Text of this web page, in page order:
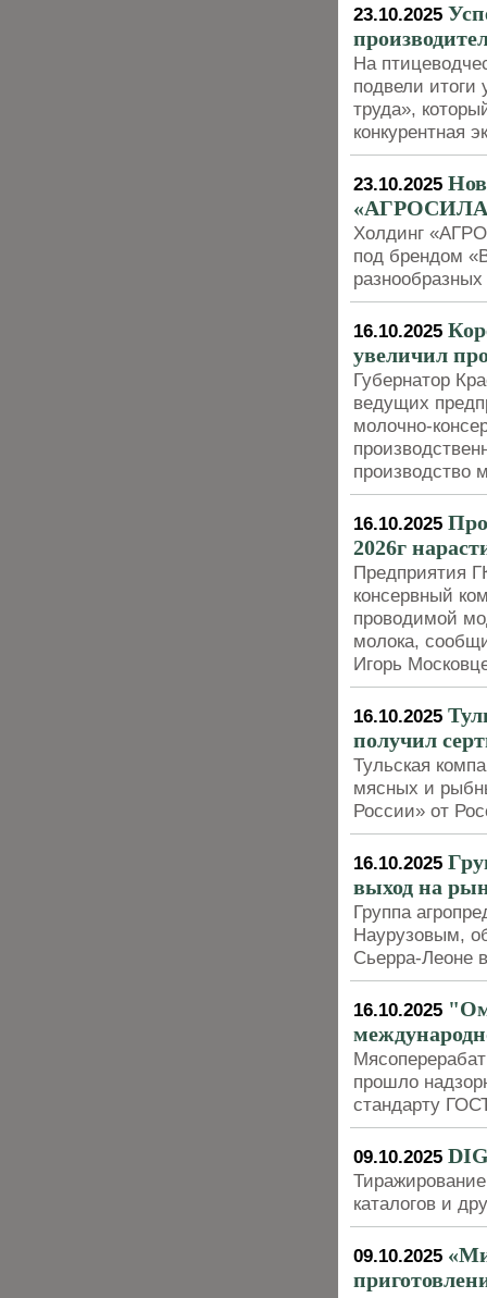
23.10.2025
На
подвели итоги
труда»,
конкурентная
23.10.2025
Холдинг
под брендом
16.10.2025
увеличил
Губернатор
ведущих
молочно-
производство
16.10.2025
2026г
Предприятия
консервный
проводимой
молока,
Игорь
16.10.2025
получил
Тульская
мясных и
России» от
16.10.2025
выход на
Группа
Наурузовым,
Сьерра-Леоне
16.10.2025
прошло
стандарту
09.10.2025
каталогов и
09.10.2025